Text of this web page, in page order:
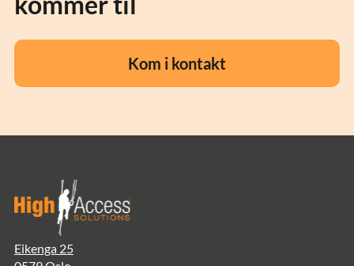
Kom i kontakt
Eikenga 25